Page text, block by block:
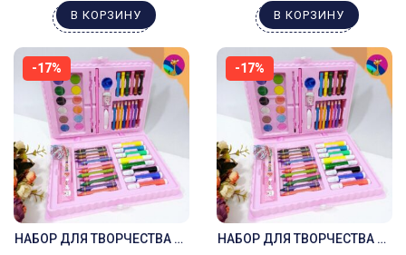
В КОРЗИНУ В КОРЗИНУ
-17%
НАБОР ДЛЯ ТВОРЧЕСТВА 68
-17%
НАБОР ДЛЯ ТВОРЧЕСТВА 68